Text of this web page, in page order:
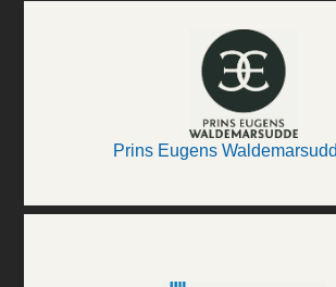
Prins Eugens